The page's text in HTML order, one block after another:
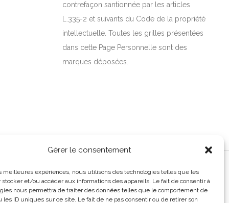
Gérer le consentement
meilleures expériences, nous utilisons des technologies telles que les
stocker et/ou accéder aux informations des appareils. Le fait de consentir à
nous permettra de traiter des données telles que le comportement de
les ID uniques sur ce site. Le fait de ne pas consentir ou de retirer son
contrefaçon santionnée par les articles
L.335-2 et suivants du Code de la propriété
intellectuelle. Toutes les grilles présentées
dans cette Page Personnelle sont des
marques déposées.